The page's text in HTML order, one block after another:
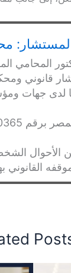
المحامي
لدى جهات
القانوني